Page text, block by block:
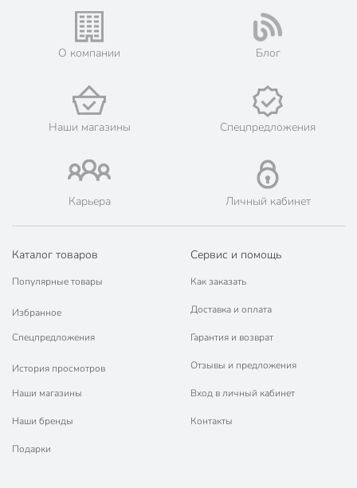
Жители Воронежской области могут сделать заказ и оплатить
его онлайн на официальном сайте сети магазинов Порядок.
Мы предлагаем бесплатную курьерскую доставку для товара
«стремянки, лестницы» при заказе от 3000 рублей в такие
Воронеж, Калач, Кантемировка, Лиски, Новая Усмань,
Нововоронеж, Острогожск, Павловск, Россошь, Семилуки,
Эртиль.
🛍 Скидки, акции, распродажи каждый день!
📜 Только оригинальная продукция. Интернет-гипермаркет
Порядок - официальный представитель ведущих мировых
марок.
О компании Блог
Наши магазины Спецпредложения
Карьера Личный кабинет
Каталог товаров
Популярные товары
Избранное
Спецпредложения
История просмотров
Наши магазины
Наши бренды
Подарки
Сервис и помощь
Как заказать
Доставка и оплата
Гарантия и возврат
Отзывы и предложения
Вход в личный кабинет
Контакты